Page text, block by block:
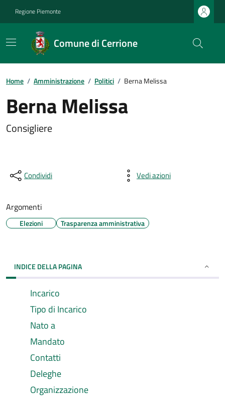
Regione Piemonte
Comune di Cerrione
Home / Amministrazione / Politici / Berna Melissa
Berna Melissa
Consigliere
Condividi Vedi azioni
Argomenti
Elezioni Trasparenza amministrativa
INDICE DELLA PAGINA
Incarico
Tipo di Incarico
Nato a
Mandato
Contatti
Deleghe
Organizzazione